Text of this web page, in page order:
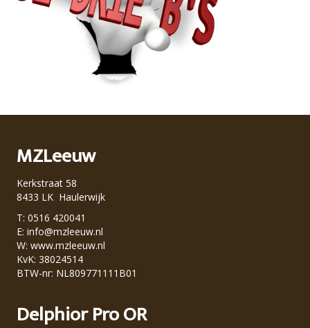
MZLeeuw
Kerkstraat 58
8433 LK Haulerwijk
T: 0516 420041
E: info@mzleeuw.nl
W: www.mzleeuw.nl
KvK: 38024514
BTW-nr: NL809771111B01
Delphior Pro OR